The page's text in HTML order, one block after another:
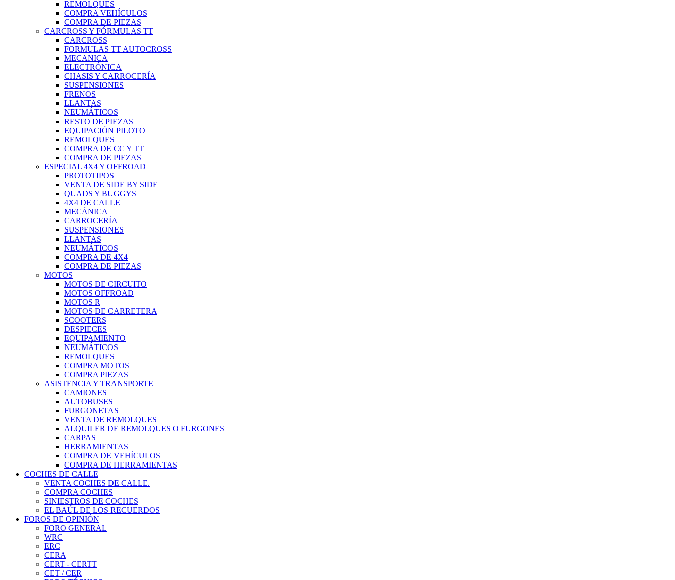
REMOLQUES
COMPRA VEHÍCULOS
COMPRA DE PIEZAS
CARCROSS Y FÓRMULAS TT
CARCROSS
FORMULAS TT AUTOCROSS
MECANICA
ELECTRÓNICA
CHASIS Y CARROCERÍA
SUSPENSIONES
FRENOS
LLANTAS
NEUMÁTICOS
RESTO DE PIEZAS
EQUIPACIÓN PILOTO
REMOLQUES
COMPRA DE CC Y TT
COMPRA DE PIEZAS
ESPECIAL 4X4 Y OFFROAD
PROTOTIPOS
VENTA DE SIDE BY SIDE
QUADS Y BUGGYS
4X4 DE CALLE
MECÁNICA
CARROCERÍA
SUSPENSIONES
LLANTAS
NEUMÁTICOS
COMPRA DE 4X4
COMPRA DE PIEZAS
MOTOS
MOTOS DE CIRCUITO
MOTOS OFFROAD
MOTOS R
MOTOS DE CARRETERA
SCOOTERS
DESPIECES
EQUIPAMIENTO
NEUMÁTICOS
REMOLQUES
COMPRA MOTOS
COMPRA PIEZAS
ASISTENCIA Y TRANSPORTE
CAMIONES
AUTOBUSES
FURGONETAS
VENTA DE REMOLQUES
ALQUILER DE REMOLQUES O FURGONES
CARPAS
HERRAMIENTAS
COMPRA DE VEHÍCULOS
COMPRA DE HERRAMIENTAS
COCHES DE CALLE
VENTA COCHES DE CALLE.
COMPRA COCHES
SINIESTROS DE COCHES
EL BAÚL DE LOS RECUERDOS
FOROS DE OPINIÓN
FORO GENERAL
WRC
ERC
CERA
CERT - CERTT
CET / CER